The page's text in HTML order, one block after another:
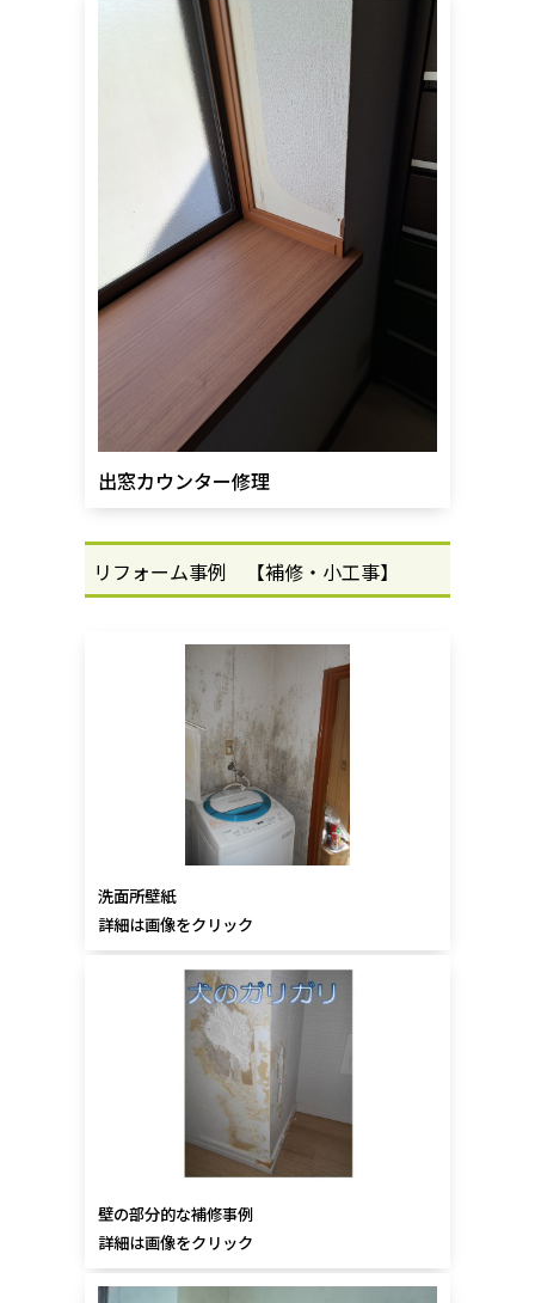
出窓カウンター修理
リフォーム事例 【補修・小工事】
洗面所壁紙
詳細は画像をクリック
壁の部分的な補修事例
詳細は画像をクリック